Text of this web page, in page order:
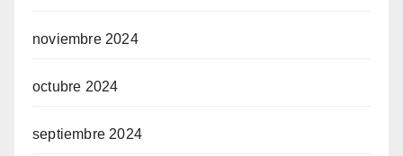
noviembre 2024
octubre 2024
septiembre 2024